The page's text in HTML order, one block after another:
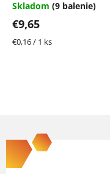
Skladom (9 balenie)
€9,65
Jednotková
€0,16 / 1 ks
á
p